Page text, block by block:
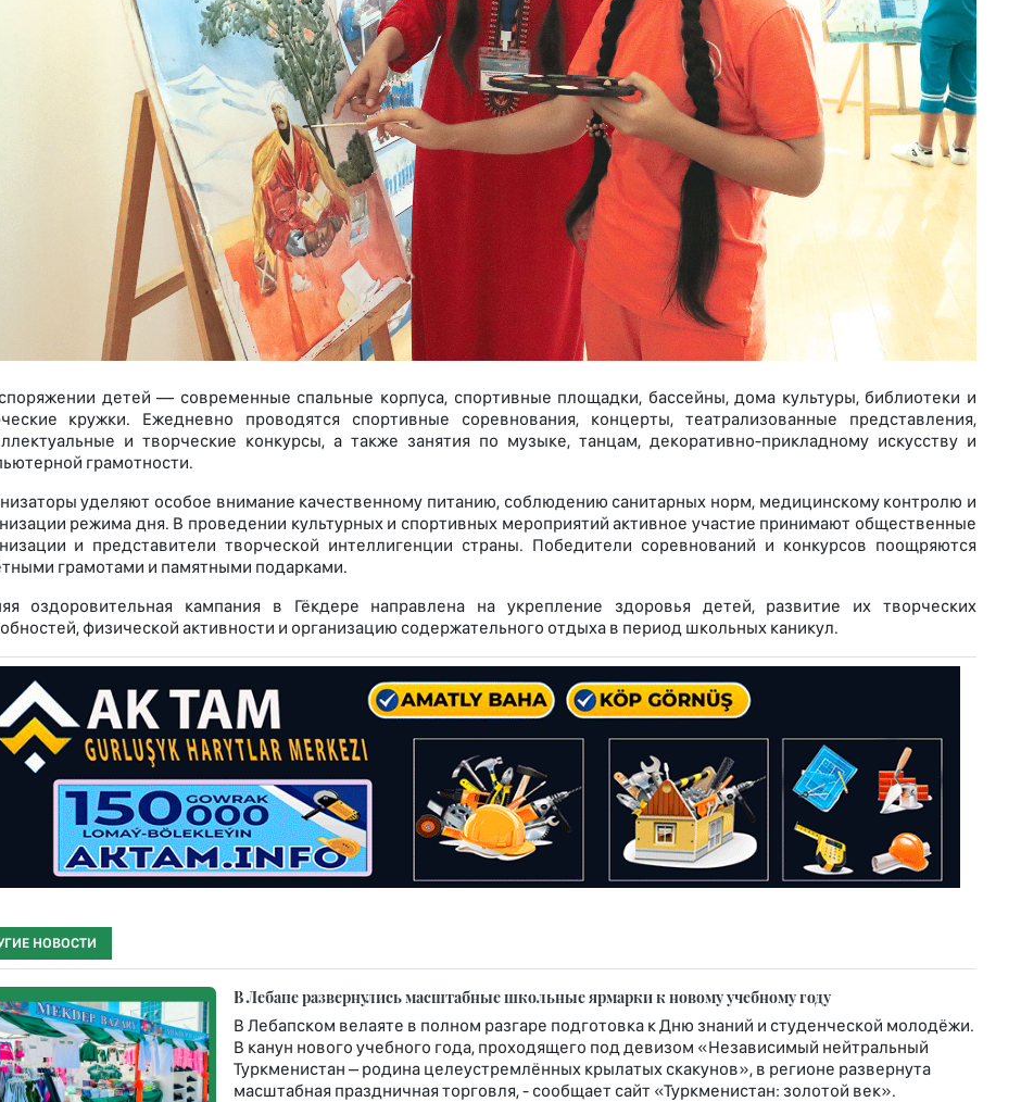
детей — современные спальные корпуса, спортивные площадки, бассейны, дома культуры, библиотеки и
кружки. Ежедневно проводятся спортивные соревнования, концерты, театрализованные представления,
и творческие конкурсы, а также занятия по музыке, танцам, декоративно-прикладному искусству и
грамотности.
уделяют особое внимание качественному питанию, соблюдению санитарных норм, медицинскому контролю и
режима дня. В проведении культурных и спортивных мероприятий активное участие принимают общественные
и представители творческой интеллигенции страны. Победители соревнований и конкурсов поощряются
грамотами и памятными подарками.
оздоровительная кампания в Гёкдере направлена на укрепление здоровья детей, развитие их творческих
физической активности и организацию содержательного отдыха в период школьных каникул.
НОВОСТИ
В Лебапе развернулись масштабные школьные ярмарки к новому учебному году
В Лебапском велаяте в полном разгаре подготовка к Дню знаний и студенческой молодёжи.
В канун нового учебного года, проходящего под девизом «Независимый нейтральный
Туркменистан – родина целеустремлённых крылатых скакунов», в регионе развернута
масштабная праздничная торговля, - сообщает сайт «Туркменистан: золотой век».